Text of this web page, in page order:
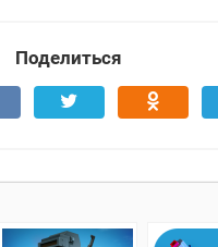
Поделиться